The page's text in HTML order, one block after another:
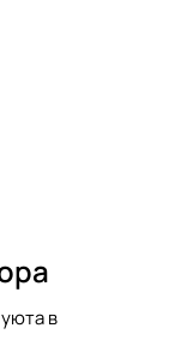
в